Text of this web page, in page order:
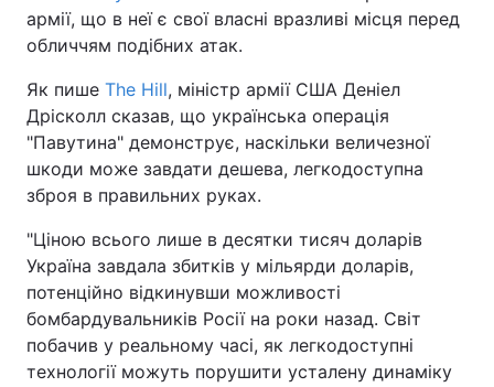
Економіка Світ
Техно і зв'язок Лайт
Зброя Інциденти
Цікавинки Погода
Екологія
Лонгріди
армії, що в неї є свої власні вразливі місця перед
обличчям подібних атак.
Як пише The Hill, міністр армії США Деніел
Дрісколл сказав, що українська операція
"Павутина" демонструє, наскільки величезної
шкоди може завдати дешева, легкодоступна
зброя в правильних руках.
"Ціною всього лише в десятки тисяч доларів
Україна завдала збитків у мільярди доларів,
потенційно відкинувши можливості
бомбардувальників Росії на роки назад. Світ
побачив у реальному часі, як легкодоступні
технології можуть порушити усталену динаміку